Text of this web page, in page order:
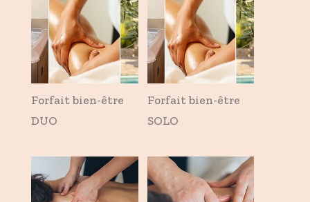
Forfait bien-être
DUO
Forfait bien-être
SOLO